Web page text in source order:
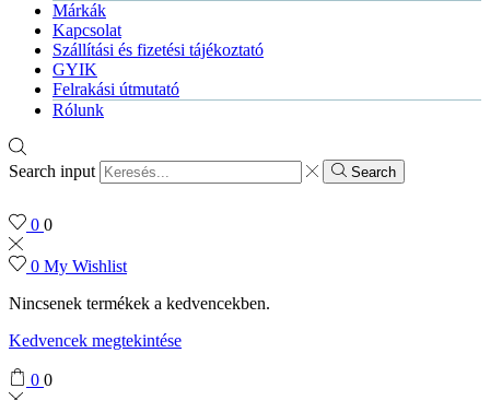
Márkák
Kapcsolat
Szállítási és fizetési tájékoztató
GYIK
Felrakási útmutató
Rólunk
Search input Search
0 0
0 My Wishlist
Nincsenek termékek a kedvencekben.
Kedvencek megtekintése
0 0